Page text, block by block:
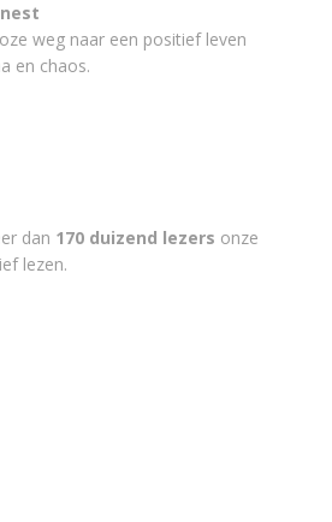
weg naar een positief leven
en chaos.
dan 170 duizend lezers onze
lezen.